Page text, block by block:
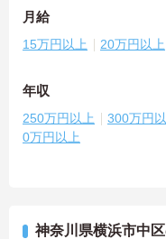
月給
15万円以上 20万円以上
年収
250万円以上 300万円
0万円以上
神奈川県横浜市中